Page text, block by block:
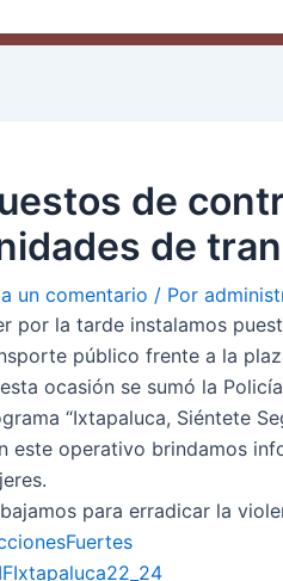
de
de
un comentario / Por
por la tarde instalamos
público frente a la
ocasión se sumó la
“Ixtapaluca, Siéntete
este operativo brindamos
para erradicar la